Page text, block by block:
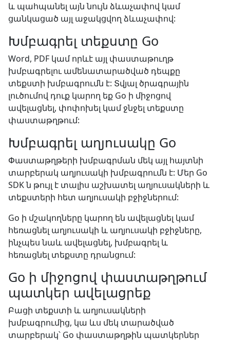
և պահպանել այն նույն ձևաչափով կամ
ցանկացած այլ աջակցվող ձևաչափով:
Խմբագրել տեքստը Go
Word, PDF կամ որևէ այլ փաստաթուղթ
խմբագրելու ամենատարածված դեպքը
տեքստի խմբագրումն է: Տվյալ ծրագրային
լուծումով դուք կարող եք Go ի միջոցով
ավելացնել, փոփոխել կամ ջնջել տեքստը
փաստաթղթում:
Խմբագրել աղյուսակը Go
Փաստաթղթերի խմբագրման մեկ այլ հայտնի
տարբերակ աղյուսակի խմբագրումն է: Մեր Go
SDK ն թույլ է տալիս աշխատել աղյուսակների և
տեքստերի հետ աղյուսակի բջիջներում:
Go ի մշակողները կարող են ավելացնել կամ
հեռացնել աղյուսակի և աղյուսակի բջիջները,
ինչպես նաև ավելացնել, խմբագրել և
հեռացնել տեքստը դրանցում:
Go ի միջոցով փաստաթղթում
պատկեր ավելացրեք
Բացի տեքստի և աղյուսակների
խմբագրումից, կա ևս մեկ տարածված
տարբերակ՝ Go փաստաթղթին պատկերներ